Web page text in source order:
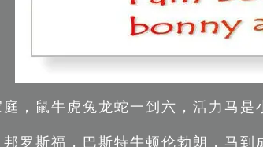
，鼠牛虎兔龙蛇一到六，活力马是
罗斯福，巴斯特牛顿伦勃朗，马到